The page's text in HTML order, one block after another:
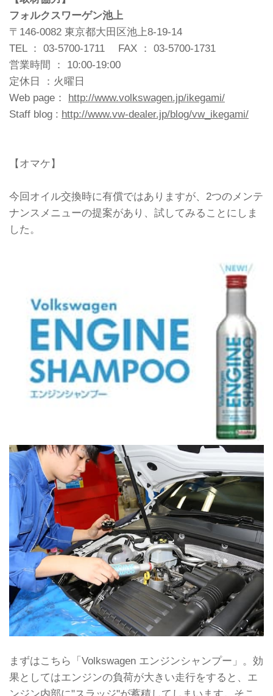
フォルクスワーゲン池上
〒146-0082 東京都大田区池上8-19-14
TEL ： 03-5700-1711 FAX ： 03-5700-1731
営業時間 ： 10:00-19:00
定休日 ：火曜日
Web page： http://www.volkswagen.jp/ikegami/
Staff blog : http://www.vw-dealer.jp/blog/vw_ikegami/
【オマケ】
今回オイル交換時に有償ではありますが、2つのメンテ
ナンスメニューの提案があり、試してみることにしま
した。
まずはこちら「Volkswagen エンジンシャンプー」。効
果としてはエンジンの負荷が大きい走行をすると、エ
ンジン内部に"スラッジ"が蓄積してしまいます。そこ